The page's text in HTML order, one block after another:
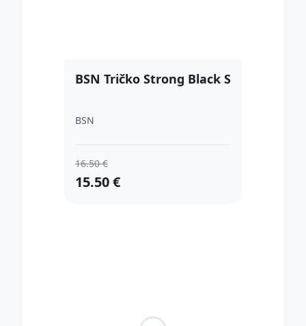
BSN Tričko Strong Black S
BSN
16.50 €
15.50 €